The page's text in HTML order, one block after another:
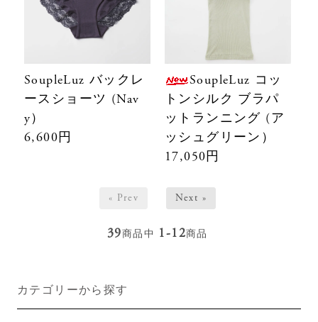
SoupleLuz バックレ
ースショーツ (Nav
y）
6,600円
SoupleLuz コッ
トンシルク ブラパ
ットランニング (ア
ッシュグリーン）
17,050円
« Prev Next »
39商品中 1-12商品
カテゴリーから探す